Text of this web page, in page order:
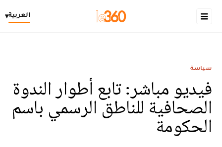
العربية▾
سياسة
فيديو مباشر: تابع أطوار الندوة
الصحافية للناطق الرسمي باسم
الحكومة